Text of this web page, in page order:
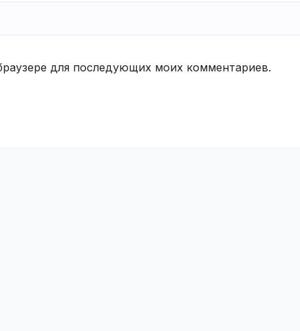
для последующих моих комментариев.